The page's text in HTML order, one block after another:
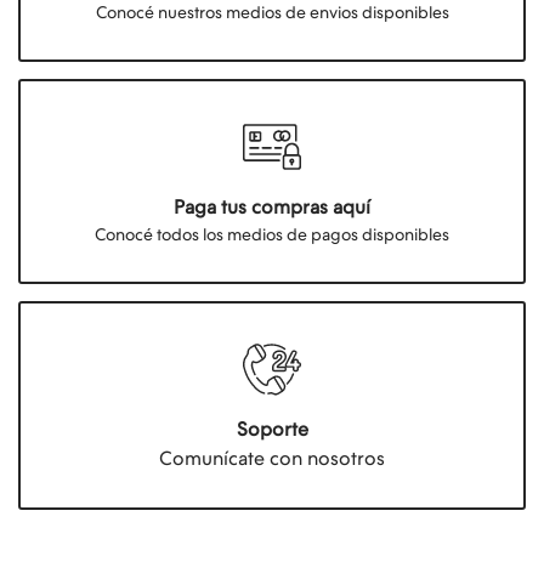
Conocé nuestros medios de envios disponibles
Paga tus compras aquí
Conocé todos los medios de pagos disponibles
Soporte
Comunícate con nosotros